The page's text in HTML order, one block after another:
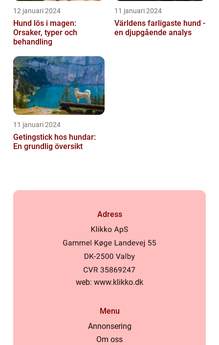
12 januari 2024
Hund lös i magen:
Orsaker, typer och
behandling
11 januari 2024
Världens farligaste hund -
en djupgående analys
11 januari 2024
Getingstick hos hundar:
En grundlig översikt
Adress
web: www.klikko.dk
Menu
Annonsering
Om oss